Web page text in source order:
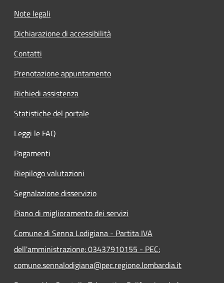
Note legali
Dichiarazione di accessibilità
Contatti
Prenotazione appuntamento
Richiedi assistenza
Statistiche del portale
Leggi le FAQ
Pagamenti
Riepilogo valutazioni
Segnalazione disservizio
Piano di miglioramento dei servizi
Comune di Senna Lodigiana - Partita IVA
dell'amministrazione: 03437910155 - PEC:
comune.sennalodigiana@pec.regione.lombardia.it